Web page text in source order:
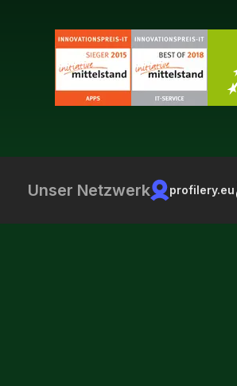
Unser Netzwerk profilery.eu